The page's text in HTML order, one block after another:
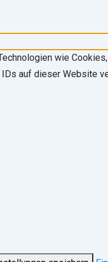
wie
auf dieser Website